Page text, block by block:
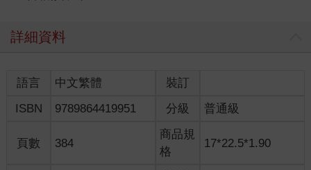
詳細資料
語言 中文繁體
裝訂
ISBN
9789864419951 分級 普通級
頁數 384
商品規
格
17*22.5*1.90